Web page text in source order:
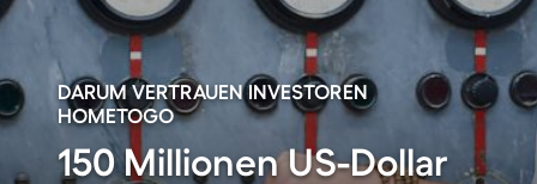
DARUM VERTRAUEN INVESTOREN
HOMETOGO
150 Millionen US-Dollar